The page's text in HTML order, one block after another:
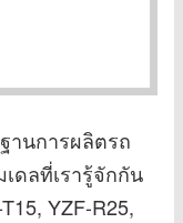
านการผลิตรถ
ดลที่เรารู้จักกัน
YZF-R25,